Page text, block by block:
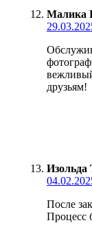
Малика
друзьям!
Изольда
После
Процесс